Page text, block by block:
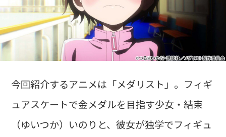
今回紹介するアニメは「メダリスト」。フィギ
ュアスケートで金メダルを目指す少女・結束
（ゆいつか）いのりと、彼女が独学でフィギュ